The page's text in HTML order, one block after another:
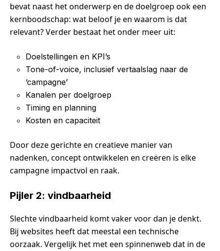
bevat naast het onderwerp en de doelgroep ook een
kernboodschap: wat beloof je en waarom is dat
relevant? Verder bestaat het onder meer uit:
Doelstellingen en KPI’s
Tone-of-voice, inclusief vertaalslag naar de
‘campagne’
Kanalen per doelgroep
Timing en planning
Kosten en capaciteit
Door deze gerichte en creatieve manier van
nadenken, concept ontwikkelen en creëren is elke
campagne impactvol en raak.
Pijler 2: vindbaarheid
Slechte vindbaarheid komt vaker voor dan je denkt.
Bij websites heeft dat meestal een technische
oorzaak. Vergelijk het met een spinnenweb dat in de